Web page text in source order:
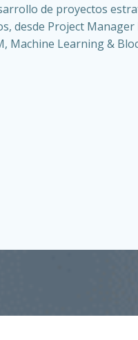
de proyectos
desde Project
Machine Learning &